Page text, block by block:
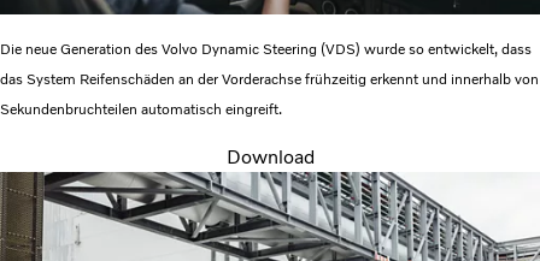
Die neue Generation des Volvo Dynamic Steering (VDS) wurde so entwickelt, dass
das System Reifenschäden an der Vorderachse frühzeitig erkennt und innerhalb von
Sekundenbruchteilen automatisch eingreift.
Download